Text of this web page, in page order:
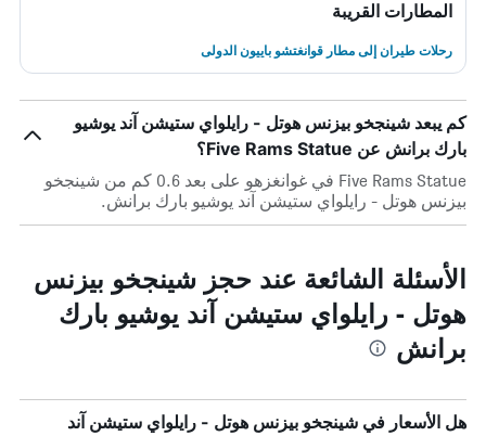
المطارات القريبة
رحلات طيران إلى مطار قوانغتشو باييون الدولى
كم يبعد شينجخو بيزنس هوتل - رايلواي ستيشن آند يوشيو
بارك برانش عن Five Rams Statue؟
Five Rams Statue في غوانغزهو على بعد 0.6 كم من شينجخو
بيزنس هوتل - رايلواي ستيشن آند يوشيو بارك برانش.
الأسئلة الشائعة عند حجز شينجخو بيزنس
هوتل - رايلواي ستيشن آند يوشيو بارك
برانش
هل الأسعار في شينجخو بيزنس هوتل - رايلواي ستيشن آند